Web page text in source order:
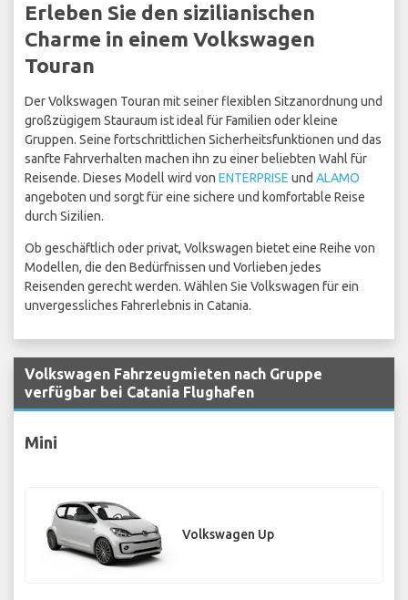
Erleben Sie den sizilianischen
Charme in einem Volkswagen
Touran
Der Volkswagen Touran mit seiner flexiblen Sitzanordnung und
großzügigem Stauraum ist ideal für Familien oder kleine
Gruppen. Seine fortschrittlichen Sicherheitsfunktionen und das
sanfte Fahrverhalten machen ihn zu einer beliebten Wahl für
Reisende. Dieses Modell wird von ENTERPRISE und ALAMO
angeboten und sorgt für eine sichere und komfortable Reise
durch Sizilien.
Ob geschäftlich oder privat, Volkswagen bietet eine Reihe von
Modellen, die den Bedürfnissen und Vorlieben jedes
Reisenden gerecht werden. Wählen Sie Volkswagen für ein
unvergessliches Fahrerlebnis in Catania.
Volkswagen Fahrzeugmieten nach Gruppe
verfügbar bei Catania Flughafen
Mini
Volkswagen Up